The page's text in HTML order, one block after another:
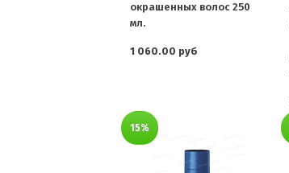
окрашенных волос 250
мл.
1 060.00 руб
15%